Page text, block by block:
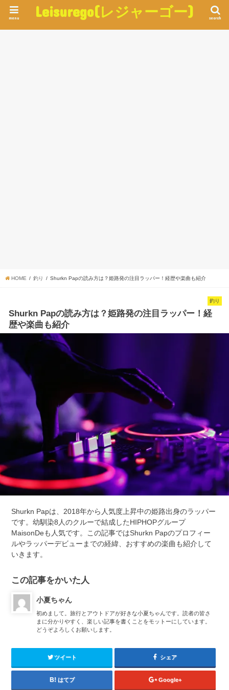
Leisurego(レジャーゴー) search
menu
HOME 釣り Shurkn Papの読み方は？姫路発の注目ラッパー！経歴や楽曲も紹介
釣り
Shurkn Papの読み方は？姫路発の注目ラッパー！経
歴や楽曲も紹介
Shurkn Papは、2018年から人気度上昇中の姫路出身のラッパー
です。幼馴染8人のクルーで結成したHIPHOPグループ
MaisonDeも人気です。この記事ではShurkn Papのプロフィー
ルやラッパーデビューまでの経緯、おすすめの楽曲も紹介して
いきます。
この記事をかいた人
小夏ちゃん
初めまして。旅行とアウトドアが好きな小夏ちゃんです。読者の皆さ
まに分かりやすく、楽しい記事を書くことをモットーにしています。
どうぞよろしくお願いします。
ツイート シェア
はてブ Google+